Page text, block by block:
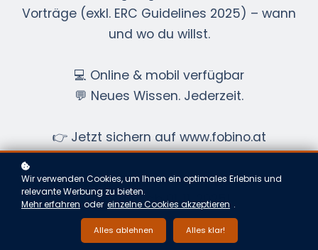
Vorträge (exkl. ERC Guidelines 2025) – wann
und wo du willst.
💻 Online & mobil verfügbar
💬 Neues Wissen. Jederzeit.
👉 Jetzt sichern auf www.fobino.at
Nur 179 €/Jahr – 2 Monate gratis bei
Buchung ab 01. 11. 2025!
Wir verwenden Cookies, um Ihnen ein optimales Erlebnis und
relevante Werbung zu bieten.
Mehr erfahren oder einzelne Cookies akzeptieren .
Alles ablehnen Alles klar!